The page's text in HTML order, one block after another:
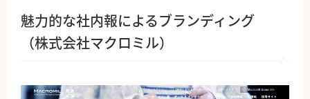
魅力的な社内報によるブランディング
（株式会社マクロミル）